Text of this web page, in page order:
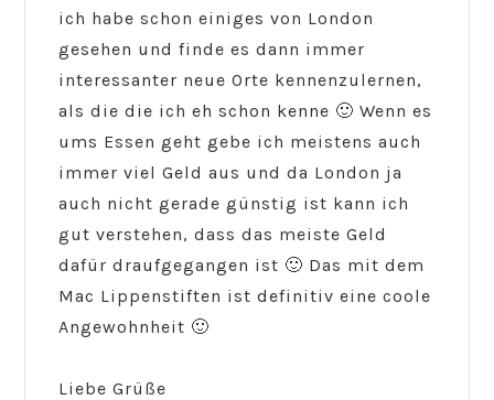
ich habe schon einiges von London
gesehen und finde es dann immer
interessanter neue Orte kennenzulernen,
als die die ich eh schon kenne 🙂 Wenn es
ums Essen geht gebe ich meistens auch
immer viel Geld aus und da London ja
auch nicht gerade günstig ist kann ich
gut verstehen, dass das meiste Geld
dafür draufgegangen ist 🙂 Das mit dem
Mac Lippenstiften ist definitiv eine coole
Angewohnheit 🙂
Liebe Grüße